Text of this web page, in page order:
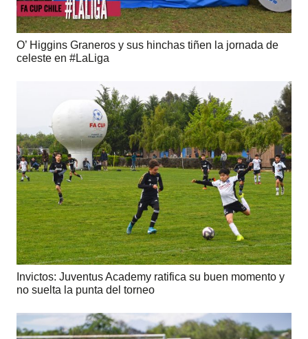
O’ Higgins Graneros y sus hinchas tiñen la jornada de
celeste en #LaLiga
Invictos: Juventus Academy ratifica su buen momento y
no suelta la punta del torneo